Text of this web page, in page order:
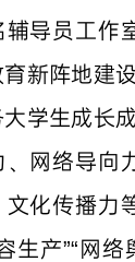
辅导员工作
新阵地建
学生成长
网络导向
化传播力
生产”“网络